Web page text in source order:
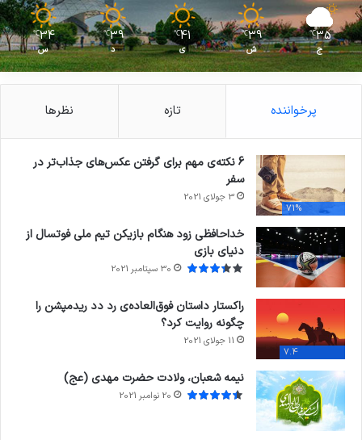
35
℃
ج
39
℃
ش
41
℃
ی
39
℃
د
34
℃
س
پرخواننده تازه نظرها
71%
6 نکته‌ی مهم برای گرفتن عکس‌های جذاب‌تر در
سفر
3 جولای 2021
خداحافظی زود هنگام بازیکن تیم ملی فوتسال از
دنیای بازی
30 سپتامبر 2021
7.4
راکستار داستان فوق‌العاده‌ی رد دد ریدمپشن را
چگونه روایت کرد؟
11 جولای 2021
نیمه شعبان، ولادت حضرت مهدی (عج)
20 نوامبر 2021